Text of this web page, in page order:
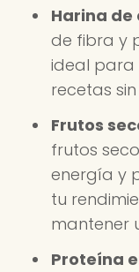
Harina de
de fibra y
ideal para
recetas
Frutos
frutos
energía y
tu
mantener
Proteína